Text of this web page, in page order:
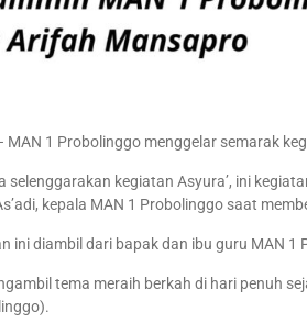
MAN 1 Probolinggo menggelar semarak
selenggarakan kegiatan Asyura’, ini
kepala MAN 1 Probolinggo saat
ini diambil dari bapak dan ibu guru MAN 1
tema meraih berkah di hari penuh